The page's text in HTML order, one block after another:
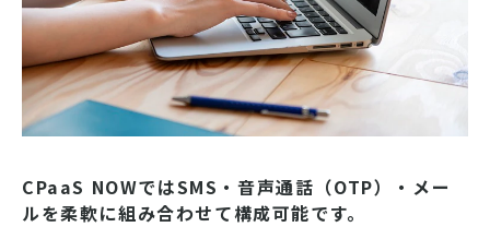
CPaaS NOWではSMS・音声通話（OTP）・メー
ルを柔軟に組み合わせて構成可能です。